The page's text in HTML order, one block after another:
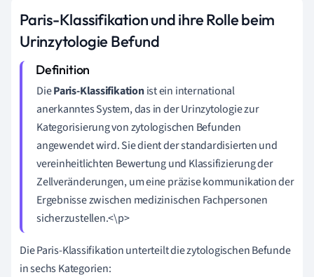
Paris-Klassifikation und ihre Rolle beim
Urinzytologie Befund
DieParis-Klassifikationist ein international
anerkanntes System, das in der Urinzytologie zur
Kategorisierung von zytologischen Befunden
angewendet wird. Sie dient der standardisierten und
vereinheitlichten Bewertung und Klassifizierung der
Zellveränderungen, um eine präzise kommunikation der
Ergebnisse zwischen medizinischen Fachpersonen
sicherzustellen.<\p>
Die Paris-Klassifikation unterteilt die zytologischen Befunde
in sechs Kategorien: